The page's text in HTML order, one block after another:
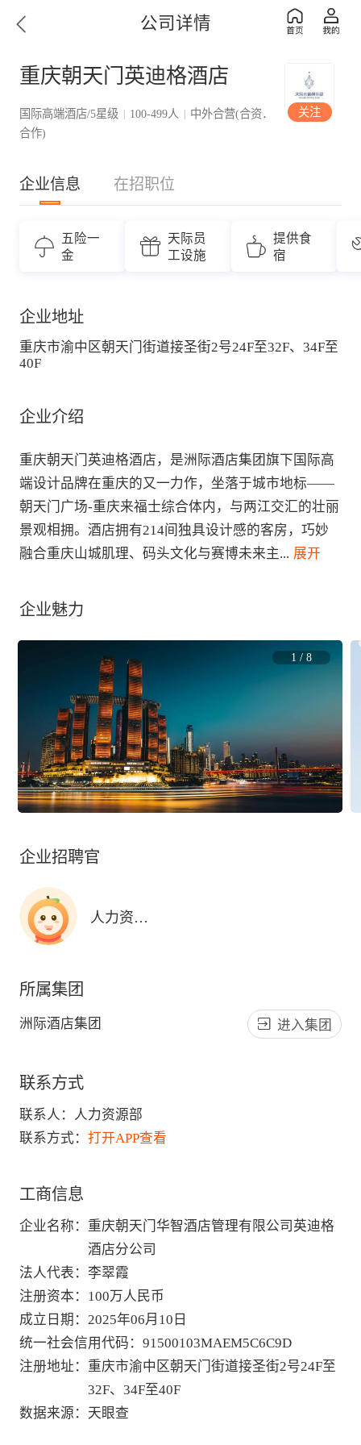
公司详情
重庆朝天门英迪格酒店
国际高端酒店/5星级 | 100-499人 | 中外合营(合资．
合作)
关注
企业信息 在招职位
五险一
金
天际员
工设施
提供食
宿
企业地址
重庆市渝中区朝天门街道接圣街2号24F至32F、34F至
40F
企业介绍
重庆朝天门英迪格酒店，是洲际酒店集团旗下国际高
端设计品牌在重庆的又一力作，坐落于城市地标——
朝天门广场-重庆来福士综合体内，与两江交汇的壮丽
景观相拥。酒店拥有214间独具设计感的客房，巧妙
融合重庆山城肌理、码头文化与赛博未来主... 展开
企业魅力
1 / 8
企业招聘官
人力资源部
所属集团
洲际酒店集团 进入集团
联系方式
联系人： 人力资源部
联系方式： 打开APP查看
工商信息
企业名称 ： 重庆朝天门华智酒店管理有限公司英迪格
酒店分公司
法人代表 ： 李翠霞
注册资本 ： 100万人民币
成立日期 ： 2025年06月10日
统一社会信用代码 ： 91500103MAEM5C6C9D
注册地址 ： 重庆市渝中区朝天门街道接圣街2号24F至
32F、34F至40F
数据来源 ： 天眼查